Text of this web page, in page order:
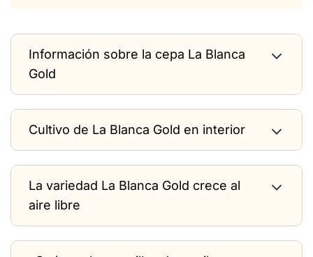
Información sobre la cepa La Blanca
Gold
Cultivo de La Blanca Gold en interior
La variedad La Blanca Gold crece al
aire libre